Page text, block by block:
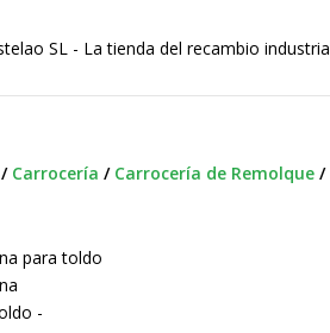
/ Carrocería / Carrocería de Remolque /